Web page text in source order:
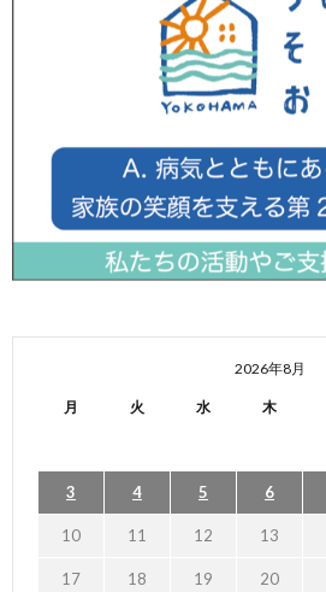
2026年8月
月 火 水 木
3 4 5 6
10 11 12 13
17 18 19 20